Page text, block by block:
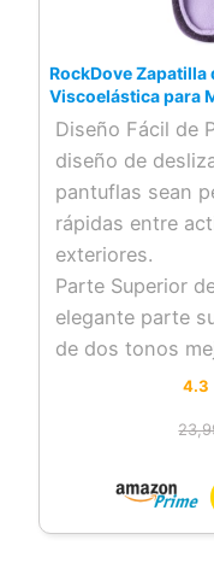
RockDove Zapatilla
Viscoelástica para
Diseño Fácil de
diseño de
pantuflas sean
rápidas entre
exteriores.
Parte Superior
elegante parte
de dos tonos
añadiendo una
Comodidad de
Experimenta la
amortiguación
4.3